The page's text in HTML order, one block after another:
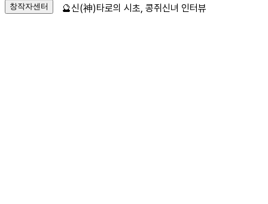
창작자센터 🔮신(神)타로의 시초, 콩쥐신녀 인터뷰